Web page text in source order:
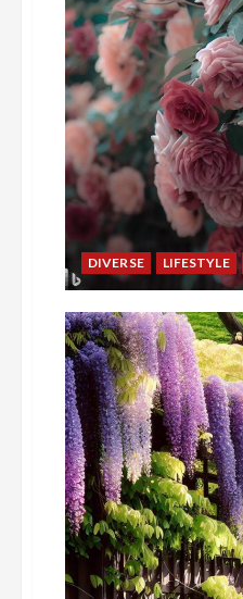
DIVERSE LIFESTYLE